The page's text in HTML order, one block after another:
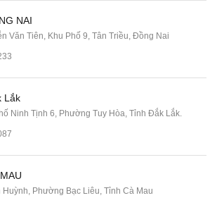
NAI
Văn Tiên, Khu Phố 9, Tân Triều, Đồng Nai
Lắk
Ninh Tịnh 6, Phường Tuy Hòa, Tỉnh Đắk Lắk.
Phường Bạc Liêu, Tỉnh Cà Mau